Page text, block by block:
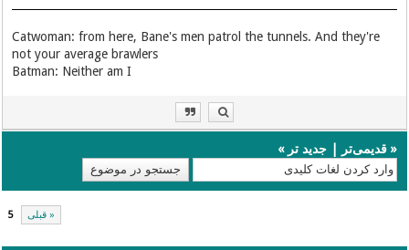
Catwoman: from here, Bane's men patrol the tunnels. And they're
not your average brawlers
Batman: Neither am I
«قدیمی‌تر |جدید تر »
« قبلی 5